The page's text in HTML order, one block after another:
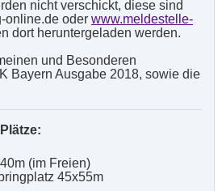
nicht verschickt, diese sind
online.de oder www.meldestelle-
dort heruntergeladen werden.
und Besonderen
Bayern Ausgabe 2018, sowie die
(im Freien)
45x55m